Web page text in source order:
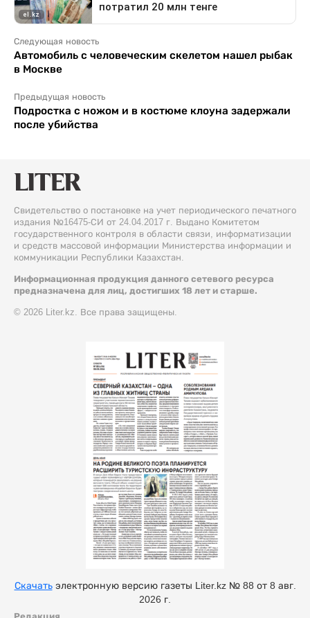
Следующая новость
Автомобиль с человеческим скелетом нашел рыбак
в Москве
Предыдущая новость
Подростка с ножом и в костюме клоуна задержали
после убийства
Свидетельство о постановке на учет периодического печатного
издания №16475-СИ от 24.04.2017 г. Выдано Комитетом
государственного контроля в области связи, информатизации
и средств массовой информации Министерства информации и
коммуникации Республики Казахстан.
Информационная продукция данного сетевого ресурса
предназначена для лиц, достигших 18 лет и старше.
© 2026 Liter.kz. Все права защищены.
Скачатьэлектронную версию газеты Liter.kz № 88 от 8 авг.
2026 г.